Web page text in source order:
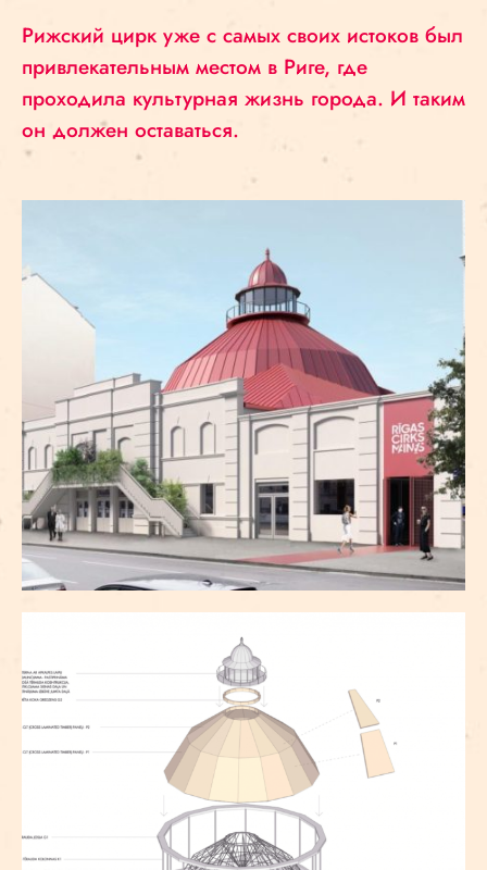
Рижский цирк уже с самых своих истоков был
привлекательным местом в Риге, где
проходила культурная жизнь города. И таким
он должен оставаться.